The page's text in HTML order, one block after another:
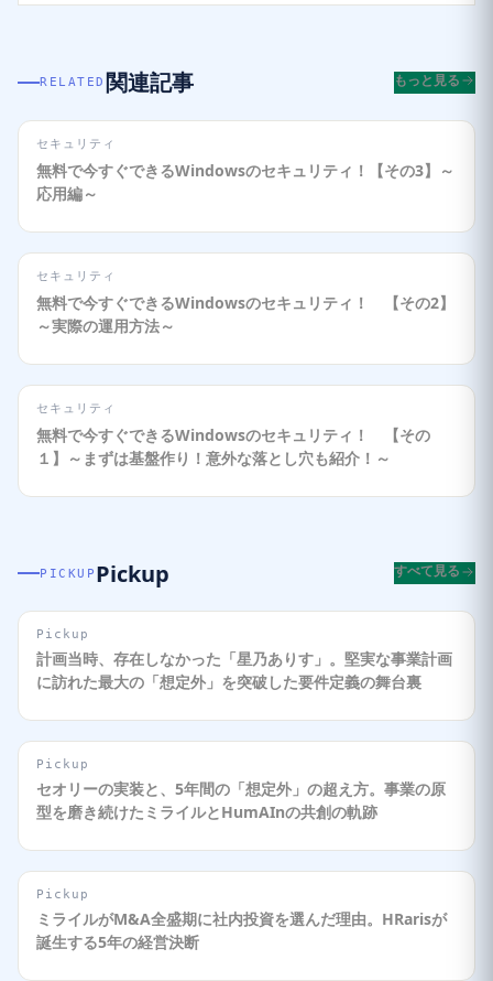
RELATED 関連記事 もっと見る
セキュリティ
無料で今すぐできるWindowsのセキュリティ！【その3】～
応用編～
セキュリティ
無料で今すぐできるWindowsのセキュリティ！ 【その2】
～実際の運用方法～
セキュリティ
無料で今すぐできるWindowsのセキュリティ！ 【その
１】～まずは基盤作り！意外な落とし穴も紹介！～
PICKUP Pickup すべて見る
Pickup
計画当時、存在しなかった「星乃ありす」。堅実な事業計画
に訪れた最大の「想定外」を突破した要件定義の舞台裏
Pickup
セオリーの実装と、5年間の「想定外」の超え方。事業の原
型を磨き続けたミライルとHumAInの共創の軌跡
Pickup
ミライルがM&A全盛期に社内投資を選んだ理由。HRarisが
誕生する5年の経営決断